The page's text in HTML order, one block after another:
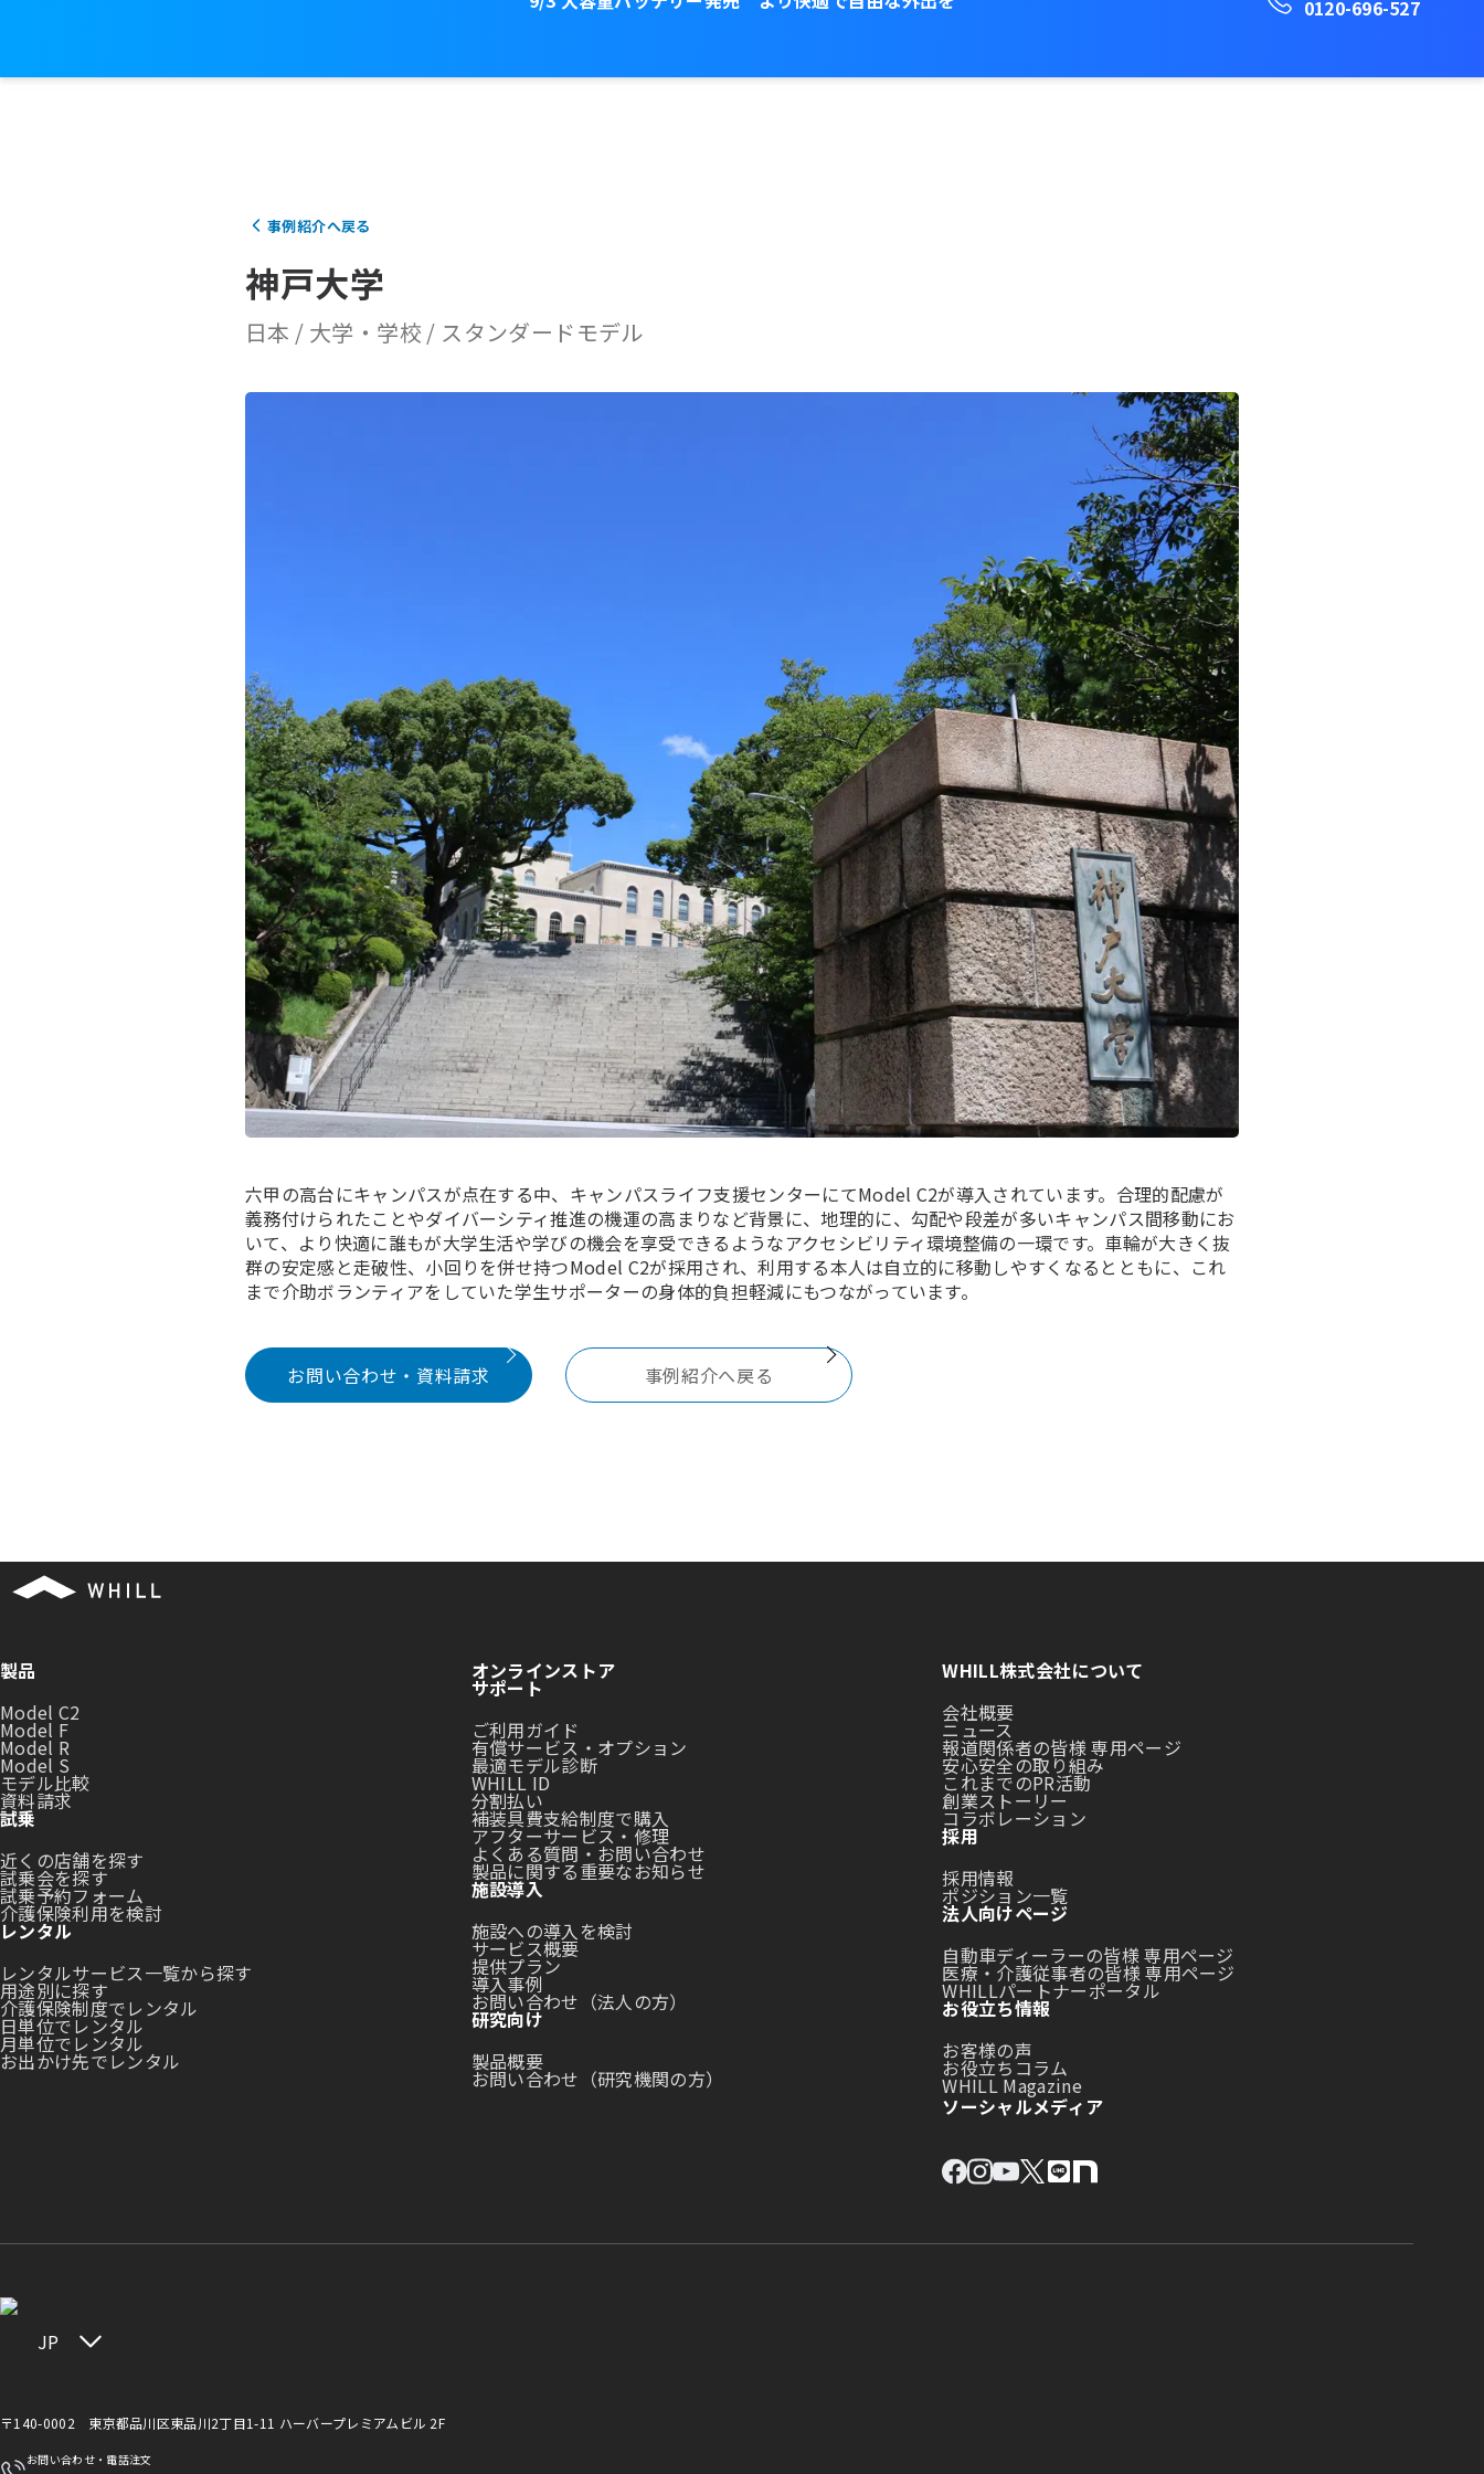
0120-696-527
事例紹介へ戻る
神戸大学
日本 / 大学・学校 / スタンダードモデル
六甲の高台にキャンパスが点在する中、キャンパスライフ支援センターにてModel C2が導入されています。合理的配慮が
義務付けられたことやダイバーシティ推進の機運の高まりなど背景に、地理的に、勾配や段差が多いキャンパス間移動にお
いて、より快適に誰もが大学生活や学びの機会を享受できるようなアクセシビリティ環境整備の一環です。車輪が大きく抜
群の安定感と走破性、小回りを併せ持つModel C2が採用され、利用する本人は自立的に移動しやすくなるとともに、これ
まで介助ボランティアをしていた学生サポーターの身体的負担軽減にもつながっています。
お問い合わせ・資料請求 事例紹介へ戻る
製品
Model C2
Model F
Model R
Model S
モデル比較
資料請求
試乗
近くの店舗を探す
試乗会を探す
試乗予約フォーム
介護保険利用を検討
レンタル
レンタルサービス一覧から探す
用途別に探す
介護保険制度でレンタル
日単位でレンタル
月単位でレンタル
お出かけ先でレンタル
オンラインストア
サポート
ご利用ガイド
有償サービス・オプション
最適モデル診断
WHILL ID
分割払い
補装具費支給制度で購入
アフターサービス・修理
よくある質問・お問い合わせ
製品に関する重要なお知らせ
施設導入
施設への導入を検討
サービス概要
提供プラン
導入事例
お問い合わせ（法人の方）
研究向け
製品概要
お問い合わせ（研究機関の方）
WHILL株式会社について
会社概要
ニュース
報道関係者の皆様 専用ページ
安心安全の取り組み
これまでのPR活動
創業ストーリー
コラボレーション
採用
採用情報
ポジション一覧
法人向けページ
自動車ディーラーの皆様 専用ページ
医療・介護従事者の皆様 専用ページ
WHILLパートナーポータル
お役立ち情報
お客様の声
お役立ちコラム
WHILL Magazine
ソーシャルメディア
JP
〒140-0002 東京都品川区東品川2丁目1-11 ハーバープレミアムビル 2F
お問い合わせ・電話注文